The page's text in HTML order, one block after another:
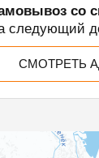
со
следующий
СМОТРЕТЬ